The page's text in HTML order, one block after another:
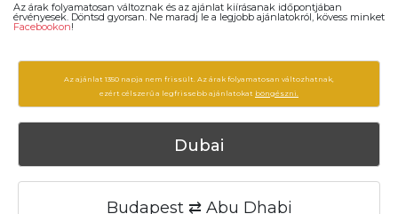
Az árak folyamatosan változnak és az ajánlat kiírásanak időpontjában
érvényesek. Döntsd gyorsan. Ne maradj le a legjobb ajánlatokról, kövess minket
Facebookon!
Az ajánlat 1350 napja nem frissült. Az árak folyamatosan változhatnak,
ezért célszerű a legfrissebb ajánlatokat böngészni.
Dubai
Budapest ⇄ Abu Dhabi